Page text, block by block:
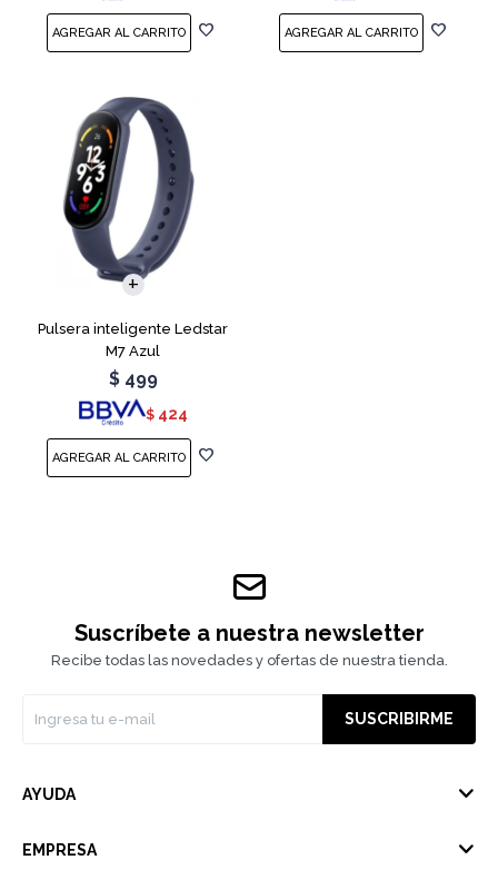
Pulsera inteligente Ledstar
M7 Azul
$ 499
$ 424
Suscríbete a nuestra newsletter
Recibe todas las novedades y ofertas de nuestra tienda.
SUSCRIBIRME
AYUDA
EMPRESA